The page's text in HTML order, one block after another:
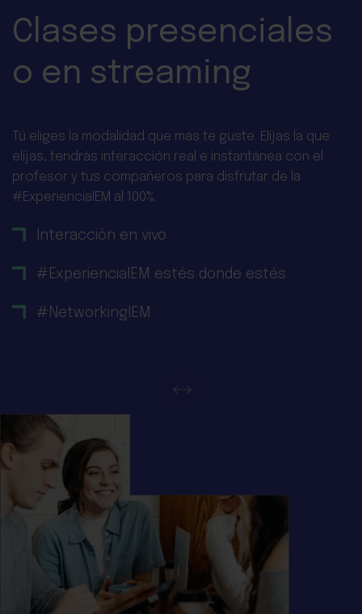
Clases presenciales
o en streaming
Tú eliges la modalidad que más te guste. Elijas la que
elijas, tendrás interacción real e instantánea con el
profesor y tus compañeros para disfrutar de la
#ExperienciaIEM al 100%.
Interacción en vivo
#ExperienciaIEM estés donde estés
#NetworkingIEM